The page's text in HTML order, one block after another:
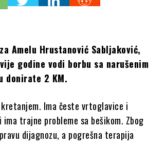
Amelu Hrustanović Sabljaković,
godine vodi borbu sa narušenim
donirate 2 KM.
Ima česte vrtoglavice i
trajne probleme sa bešikom. Zbog
dijagnozu, a pogrešna terapija